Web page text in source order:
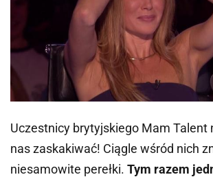
Uczestnicy brytyjskiego Mam Talent
nas zaskakiwać! Ciągle wśród nich
niesamowite perełki. Tym razem